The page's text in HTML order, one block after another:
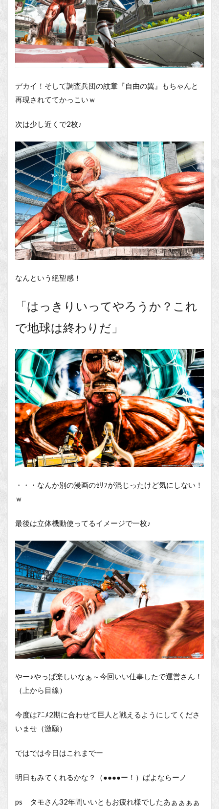
デカイ！そして調査兵団の紋章『自由の翼』もちゃんと
再現されててかっこいｗ
次は少し近くで2枚♪
なんという絶望感！
「はっきりいってやろうか？これ
で地球は終わりだ」
・・・なんか別の漫画のｾﾘﾌが混じったけど気にしない！
ｗ
最後は立体機動使ってるイメージで一枚♪
やー♪やっぱ楽しいなぁ～今回いい仕事したで運営さん！
（上から目線）
今度はｱﾆﾒ2期に合わせて巨人と戦えるようにしてくださ
いませ（激願）
ではでは今日はこれまでー
明日もみてくれるかな？（●●●●ー！）ばよならーノ
ps タモさん32年間いいともお疲れ様でしたあぁぁぁぁ